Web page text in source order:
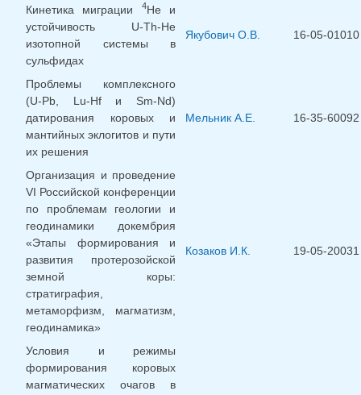
Кинетика миграции 4Не и
устойчивость U-Th-He
изотопной системы в
сульфидах
Якубович О.В. 16-05-01010
Проблемы комплексного
(U-Pb, Lu-Hf и Sm-Nd)
датирования коровых и
мантийных эклогитов и пути
их решения
Мельник А.Е. 16-35-60092
Организация и проведение
VI Российской конференции
по проблемам геологии и
геодинамики докембрия
«Этапы формирования и
развития протерозойской
земной коры:
стратиграфия,
метаморфизм, магматизм,
геодинамика»
Козаков И.К. 19-05-20031
Условия и режимы
формирования коровых
магматических очагов в